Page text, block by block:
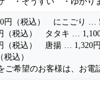
円（税込） にこごり …
（税込） タタキ … 1,100
（税込） 唐揚 … 1,320円
込）
ご希望のお客様は、お電